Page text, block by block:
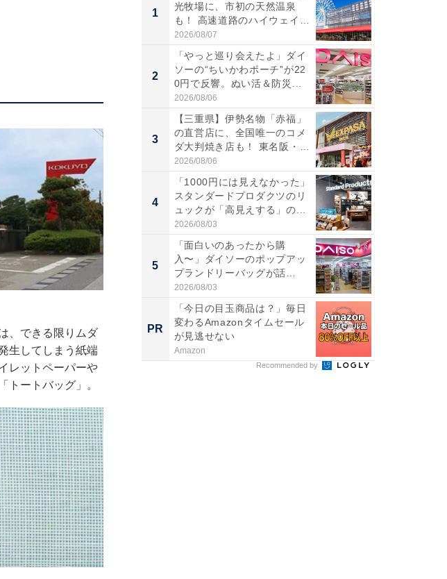
、できる限りムダ
生してしまう紙端
レットペーパーや
トートバッグ」。
1
光牧場に、市初の天然温泉
も！ 高速道路のハイウェイオ
ア...
2026/08/07
2
「やっと巡り会えたよ」ダイ
ソーの“ちいかわポーチ”が22
0円で反響。ぬい活＆防災...
2026/08/06
3
【三重県】伊勢名物「赤福」
の直営店に、全国唯一のコメ
ダ大判焼き店も！ 東名阪・
伊...
2026/08/06
4
「1000円には見えなかった」
スタンダードプロダクツのリ
ュックが「高見えする」の...
2026/08/03
5
「面白いのあったから購
入〜」ダイソーのポップアッ
プランドリーバッグが話
題。“さま...
2026/08/03
PR
「今日の目玉商品は？」毎日
変わるAmazonタイムセール
が見逃せない
Amazon
Recommended by